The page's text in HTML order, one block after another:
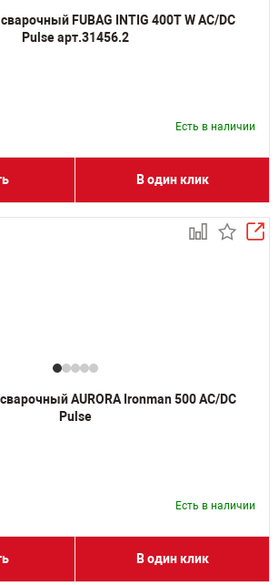
FUBAG INTIG 400T W AC/DC
Pulse арт.31456.2
Есть в наличии
В один клик
AURORA Ironman 500 AC/DC
Pulse
Есть в наличии
В один клик